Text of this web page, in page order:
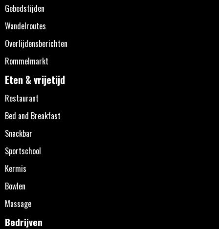
Gebedstijden
Wandelroutes
Overlijdensberichten
Rommelmarkt
Eten & vrijetijd
Restaurant
Bed and Breakfast
Snackbar
Sportschool
Kermis
Bowlen
Massage
Bedrijven